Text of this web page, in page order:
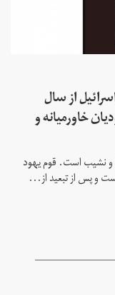
از سال
خاورمیانه و
و نشیب است. قوم یهود
و پس از تبعید از...